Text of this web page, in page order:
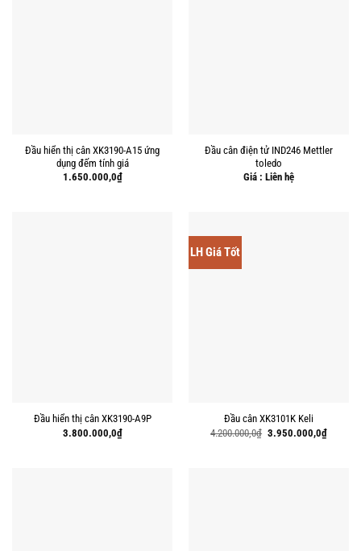
Đầu hiển thị cân XK3190-A15 ứng
dụng đếm tính giá
1.650.000,0₫
Đầu cân điện tử IND246 Mettler
toledo
Giá : Liên hệ
Đầu hiển thị cân XK3190-A9P
3.800.000,0₫
LH Giá Tốt
Đầu cân XK3101K Keli
4.200.000,0₫ Giá
3.950.000,0₫Giá
hiện